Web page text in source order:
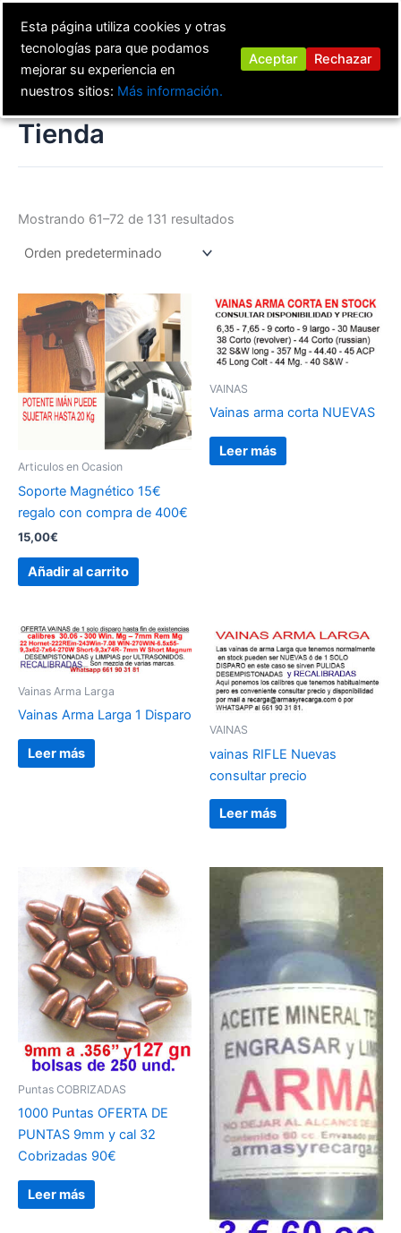
contenido
Tienda
Mostrando 61–72 de 131 resultados
Articulos en Ocasion
Soporte Magnético 15€
regalo con compra de 400€
15,00€
Añadir al carrito
VAINAS
Vainas arma corta NUEVAS
Leer más
Vainas Arma Larga
Vainas Arma Larga 1 Disparo
Leer más
VAINAS
vainas RIFLE Nuevas
consultar precio
Leer más
Puntas COBRIZADAS
1000 Puntas OFERTA DE
PUNTAS 9mm y cal 32
Cobrizadas 90€
Leer más
Esta página utiliza cookies y otras
tecnologías para que podamos
mejorar su experiencia en
nuestros sitios: Más información.
Aceptar Rechazar